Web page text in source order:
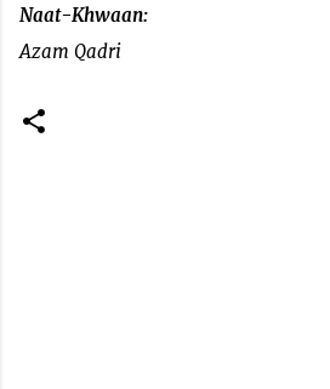
Naat-Khwaan:
Azam Qadri